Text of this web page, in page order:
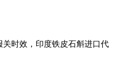
关时效，印度铁皮石斛进口代